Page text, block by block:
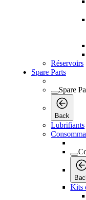
Réservoirs
Spare Parts
Spare
Back
Lubrifiants
Kits